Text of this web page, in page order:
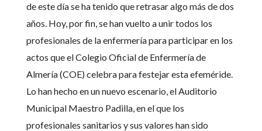
de este día se ha tenido que retrasar algo más de dos
años. Hoy, por fin, se han vuelto a unir todos los
profesionales de la enfermería para participar en los
actos que el Colegio Oficial de Enfermería de
Almería (COE) celebra para festejar esta efeméride.
Lo han hecho en un nuevo escenario, el Auditorio
Municipal Maestro Padilla, en el que los
profesionales sanitarios y sus valores han sido